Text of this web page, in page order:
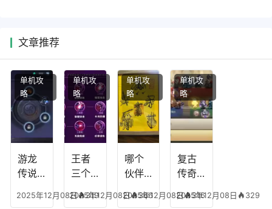
文章推荐
游龙
传说
技
2025年12月08日 319
单机攻
略
王者
三个
加
2025年12月08日 366
单机攻
略
哪个
伙伴
心符
2025年12月08日 316
单机攻
略
复古
传奇
平民
2025年12月08日 329
单机攻
略